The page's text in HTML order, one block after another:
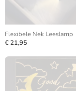
Flexibele Nek Leeslamp
€ 21,95